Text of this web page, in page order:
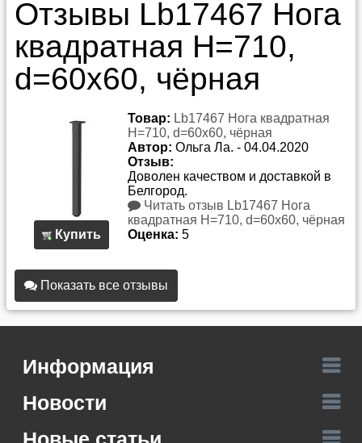
Отзывы Lb17467 Нога
квадратная Н=710,
d=60x60, чёрная
Купить
Товар: Lb17467 Нога квадратная
Н=710, d=60x60, чёрная
Автор: Ольга Ла. - 04.04.2020
Отзыв:
Доволен качеством и доставкой в
Белгород.
Читать отзыв Lb17467 Нога
квадратная Н=710, d=60x60, чёрная
Оценка: 5
Показать все отзывы
Информация
Новости